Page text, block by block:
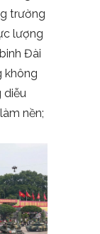
trường
lượng
Đài
không
diễu
nền;